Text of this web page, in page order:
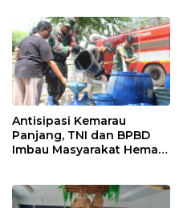
Antisipasi Kemarau
Panjang, TNI dan BPBD
Imbau Masyarakat Hemat